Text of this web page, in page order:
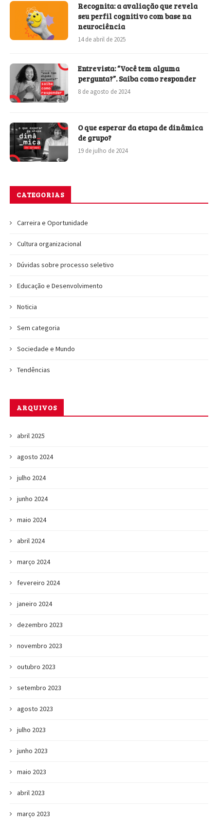
Recognita: a avaliação que revela
seu perfil cognitivo com base na
neurociência
14 de abril de 2025
Entrevista: “Você tem alguma
pergunta?”. Saiba como responder
8 de agosto de 2024
O que esperar da etapa de dinâmica
de grupo?
19 de julho de 2024
CATEGORIAS
Carreira e Oportunidade
Cultura organizacional
Dúvidas sobre processo seletivo
Educação e Desenvolvimento
Noticia
Sem categoria
Sociedade e Mundo
Tendências
ARQUIVOS
abril 2025
agosto 2024
julho 2024
junho 2024
maio 2024
abril 2024
março 2024
fevereiro 2024
janeiro 2024
dezembro 2023
novembro 2023
outubro 2023
setembro 2023
agosto 2023
julho 2023
junho 2023
maio 2023
abril 2023
março 2023